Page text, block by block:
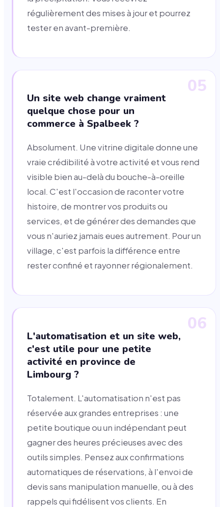
régulièrement des mises à jour et pourrez
tester en avant-première.
05
Un site web change vraiment
quelque chose pour un
commerce à Spalbeek ?
Absolument. Une vitrine digitale donne une
vraie crédibilité à votre activité et vous rend
visible bien au-delà du bouche-à-oreille
local. C'est l'occasion de raconter votre
histoire, de montrer vos produits ou
services, et de générer des demandes que
vous n'auriez jamais eues autrement. Pour un
village, c'est parfois la différence entre
rester confiné et rayonner régionalement.
06
L'automatisation et un site web,
c'est utile pour une petite
activité en province de
Limbourg ?
Totalement. L'automatisation n'est pas
réservée aux grandes entreprises : une
petite boutique ou un indépendant peut
gagner des heures précieuses avec des
outils simples. Pensez aux confirmations
automatiques de réservations, à l'envoi de
devis sans manipulation manuelle, ou à des
rappels qui fidélisent vos clients. En